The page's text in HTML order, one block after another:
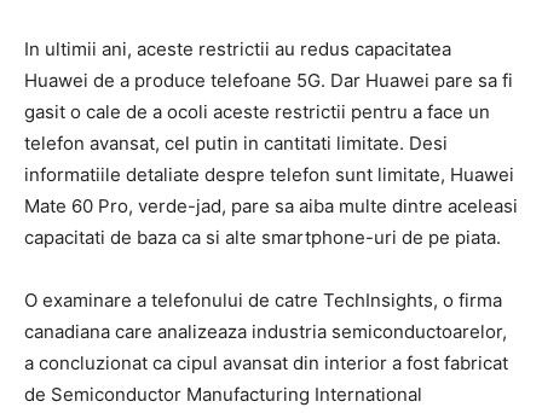
In ultimii ani, aceste restrictii au redus capacitatea
Huawei de a produce telefoane 5G. Dar Huawei pare sa fi
gasit o cale de a ocoli aceste restrictii pentru a face un
telefon avansat, cel putin in cantitati limitate. Desi
informatiile detaliate despre telefon sunt limitate, Huawei
Mate 60 Pro, verde-jad, pare sa aiba multe dintre aceleasi
capacitati de baza ca si alte smartphone-uri de pe piata.
O examinare a telefonului de catre TechInsights, o firma
canadiana care analizeaza industria semiconductoarelor,
a concluzionat ca cipul avansat din interior a fost fabricat
de Semiconductor Manufacturing International